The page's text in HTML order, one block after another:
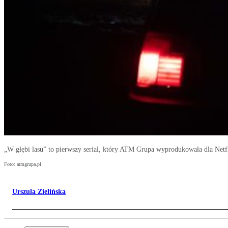
„W głębi lasu” to pierwszy serial, który ATM Grupa wyprodukowała dla
Foto: atmgrupa.pl
Urszula Zielińska